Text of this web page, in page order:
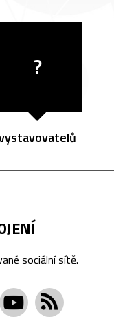
?
sociální sítě.